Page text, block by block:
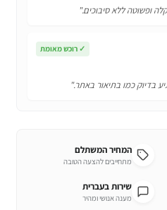
ופשוטה ללא סיבוכים."
✓ רוכש מאומת
בדיוק כמו בתיאור באתר."
המחיר המשתלם
מתחייבים להצעה הטובה
שירות בעברית
מענה אנושי ומהיר